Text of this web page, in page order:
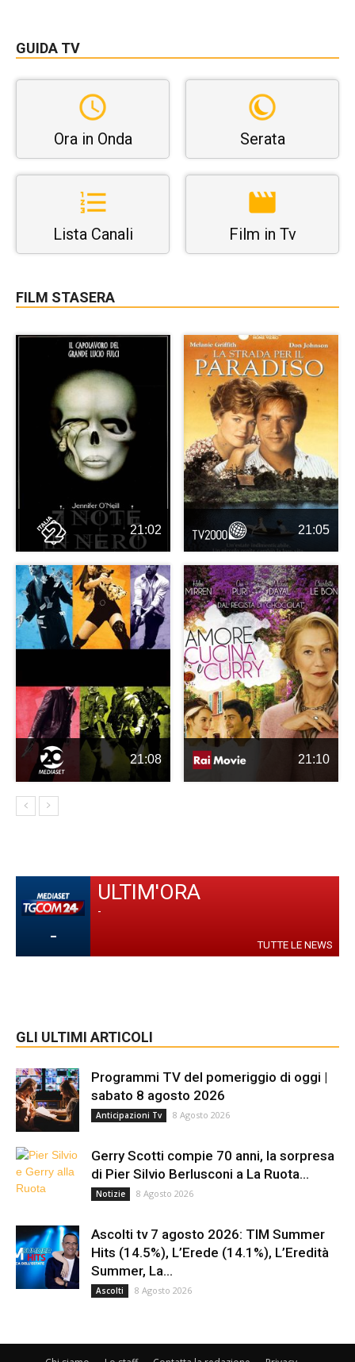
GUIDA TV
Ora in Onda Serata
Lista Canali Film in Tv
FILM STASERA
21:02 21:05
21:08 21:10
-
ULTIM'ORA
-
TUTTE LE NEWS
GLI ULTIMI ARTICOLI
Programmi TV del pomeriggio di oggi |
sabato 8 agosto 2026
Anticipazioni Tv 8 Agosto 2026
Gerry Scotti compie 70 anni, la sorpresa
di Pier Silvio Berlusconi a La Ruota...
Notizie 8 Agosto 2026
Ascolti tv 7 agosto 2026: TIM Summer
Hits (14.5%), L’Erede (14.1%), L’Eredità
Summer, La...
Ascolti 8 Agosto 2026